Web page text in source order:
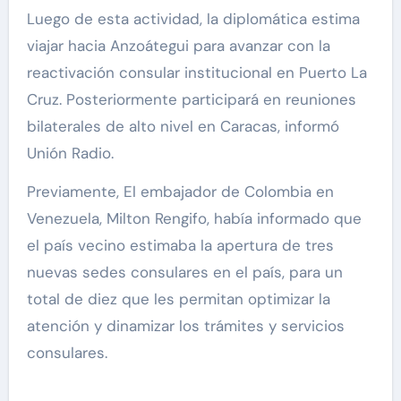
Luego de esta actividad, la diplomática estima
viajar hacia Anzoátegui para avanzar con la
reactivación consular institucional en Puerto La
Cruz. Posteriormente participará en reuniones
bilaterales de alto nivel en Caracas, informó
Unión Radio.
Previamente, El embajador de Colombia en
Venezuela, Milton Rengifo, había informado que
el país vecino estimaba la apertura de tres
nuevas sedes consulares en el país, para un
total de diez que les permitan optimizar la
atención y dinamizar los trámites y servicios
consulares.